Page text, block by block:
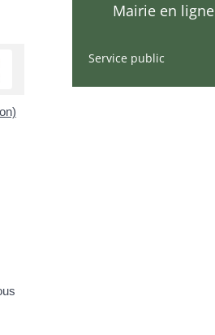
Mairie en ligne
Service public